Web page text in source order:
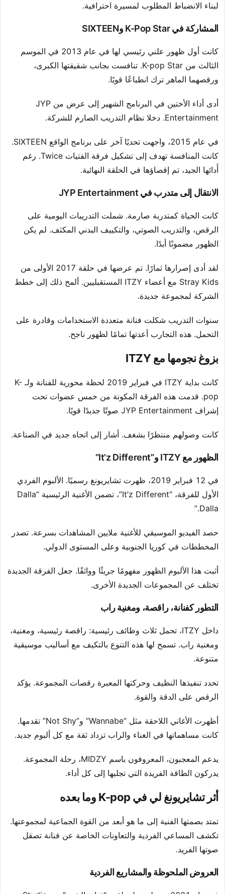
لبناء الانضباط المطلوب لمسيرة احترافية.
المشاركة في K-Pop Star وSIXTEEN
كانت أول ظهور علني رئيسي لها في عام 2013 في الموسم
الثالث من K-pop Star. تنافست بجانب شقيقتها الكبرى،
ورقصهما الماهر ترك انطباعًا قويًا.
أدى أداء الأختين في البرنامج الشهير إلى عرض من JYP
Entertainment. دخلا نظام التدريب الصارم للشركة.
في عام 2015، واجهت تحديًا آخر على برنامج الواقع SIXTEEN.
كانت المنافسة تهدف إلى تشكيل فرقة الفتيات Twice. رغم
أَدائها الجيد، تم إقصاؤها في الحلقة النهائية.
الانتقال إلى متدرب في JYP Entertainment
كانت الحياة كمتدربة صارمة. شملت التدريبات اليومية على
الرقص، والتدريب الصوتي، والتكييف البدني المكثف. لم يكن
الظهور مضمونًا أبدًا.
لقد أدى إصرارها ثمارًا. تم عرضها في حلقة 2017 الأولى من
Stray Kids مع أعضاء ITZY المستقبليين. ألمح ذلك إلى خطط
الشركة لمجموعة جديدة.
سنوات التدريب شكلت فنانة متعددة الاستخدامات وقادرة على
التحمل. هذه التجارب أعدتها تمامًا لظهور ناجح.
بزوغ نجومها مع ITZY
كانت بداية ITZY في فبراير 2019 لحظة محورية للفنانة ولـ K-
pop. قدمت هذه الفرقة المكونة من خمس عضوات تحت
إشراف JYP Entertainment صوتًا جديدًا قويًا.
كانت وصولهم منتظرًا بشغف. أشار إلى اتجاه جديد في الصناعة.
الظهور مع ITZY و”It’z Different”
في 12 فبراير 2019، ظهرت تشايريونغ رسميًا. الألبوم الفردي
الأول للفرقة، “It’z Different”، تضمن الأغنية الرئيسية “Dalla
Dalla.”
حصد الفيديو الموسيقي للأغنية ملايين المشاهدات بسرعة. تصدر
المخططات في كوريا الجنوبية وعلى المستوى الدولي.
أثبت هذا الألبوم الظهور مفهومًا جريئًا وواثقًا. جعل الفرقة الجديدة
تختلف عن المجموعات الجديدة الأخرى.
التطور كفنانة، راقصة، ومغنية راب
داخل ITZY، تحمل ثلاث وظائف رئيسية: راقصة رئيسية، ومغنية،
ومغنية راب. تسمح لها هذه التنوع بالتكيف مع أساليب موسيقية
متنوعة.
تحدد تنفيذها النظيف وحركتها المعبرة رقصات المجموعة. يؤكد
الرقص على الدقة والقوة.
أظهرت الأغاني اللاحقة مثل “Wannabe” و”Not Shy” تقدمها.
كانت مساهماتها في الغناء والراب تزداد ثقة مع كل ألبوم جديد.
يدعم المعجبون، المعروفون باسم MIDZY، رحلة المجموعة.
يدركون الطاقة الفريدة التي تجلبها إلى كل أداء.
أثر تشايريونغ لي في K-pop وما بعده
تمتد بصمتها الفنية إلى ما هو أبعد من القوة الجماعية لمجموعتها.
تكشف المساعي الفردية والتعاونات الخاصة عن فنانة تصقل
صوتها الفريد.
العروض الملحوظة والمشاريع الفردية